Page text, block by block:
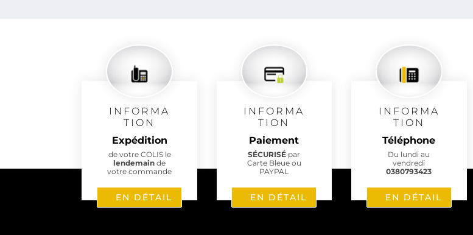
INFORMA
TION
Expédition
de votre COLIS le
lendemainde
votre commande
EN DÉTAIL
INFORMA
TION
Paiement
SÉCURISÉ par
Carte Bleue ou
PAYPAL
EN DÉTAIL
INFORMA
TION
Téléphone
Du lundi au
vendredi
0380793423
EN DÉTAIL